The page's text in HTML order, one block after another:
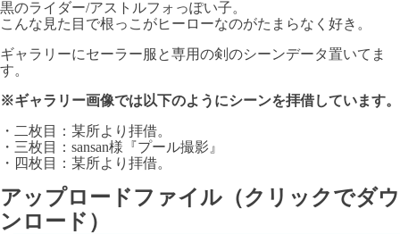
黒のライダー/アストルフォっぽい子。
こんな見た目で根っこがヒーローなのがたまらなく好き。
ギャラリーにセーラー服と専用の剣のシーンデータ置いてま
す。
※ギャラリー画像では以下のようにシーンを拝借しています。
・二枚目：某所より拝借。
・三枚目：sansan様『プール撮影』
・四枚目：某所より拝借。
アップロードファイル（クリックでダウ
ンロード）